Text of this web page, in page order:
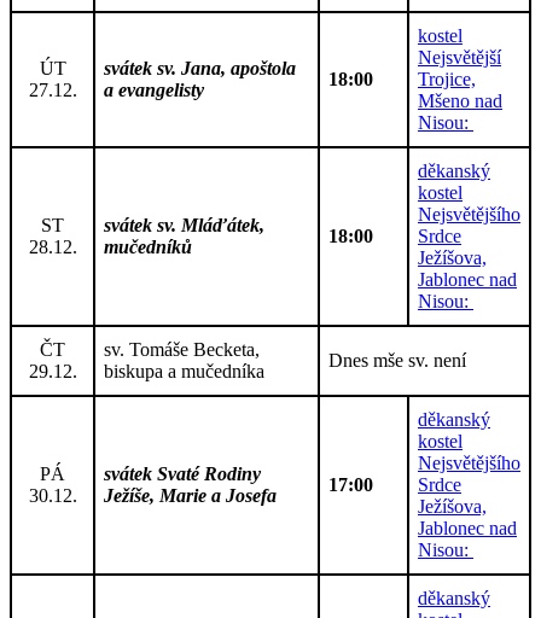
ÚT
27.12.
svátek sv. Jana, apoštola
a evangelisty
18:00
kostel
Nejsvětější
Trojice,
Mšeno nad
Nisou:
ST
28.12.
svátek sv. Mláďátek,
mučedníků
18:00
děkanský
kostel
Nejsvětějšího
Srdce
Ježíšova,
Jablonec nad
Nisou:
ČT
29.12.
sv. Tomáše Becketa,
biskupa a mučedníka
Dnes mše sv. není
PÁ
30.12.
svátek Svaté Rodiny
Ježíše, Marie a Josefa
17:00
děkanský
kostel
Nejsvětějšího
Srdce
Ježíšova,
Jablonec nad
Nisou:
děkanský